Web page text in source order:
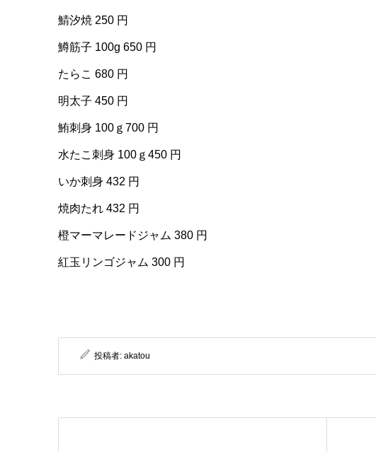
鯖汐焼 250 円
鱒筋子 100g 650 円
たらこ 680 円
明太子 450 円
鮪刺身 100ｇ700 円
水たこ刺身 100ｇ450 円
いか刺身 432 円
焼肉たれ 432 円
橙マーマレードジャム 380 円
紅玉リンゴジャム 300 円
投稿者: akatou